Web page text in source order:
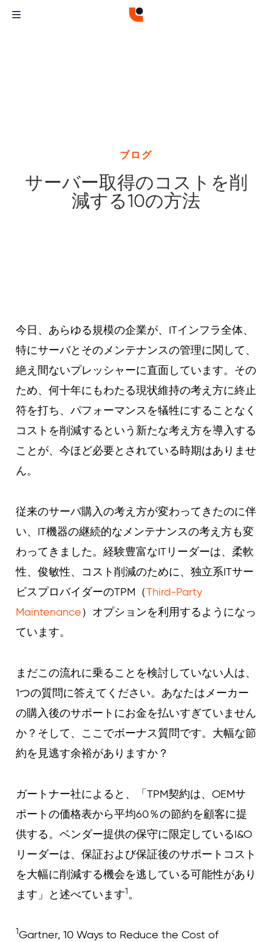
ブログ
サーバー取得のコストを削
減する10の方法
今日、あらゆる規模の企業が、ITインフラ全体、
特にサーバとそのメンテナンスの管理に関して、
絶え間ないプレッシャーに直面しています。その
ため、何十年にもわたる現状維持の考え方に終止
符を打ち、パフォーマンスを犠牲にすることなく
コストを削減するという新たな考え方を導入する
ことが、今ほど必要とされている時期はありませ
ん。
従来のサーバ購入の考え方が変わってきたのに伴
い、IT機器の継続的なメンテナンスの考え方も変
わってきました。経験豊富なITリーダーは、柔軟
性、俊敏性、コスト削減のために、独立系ITサー
ビスプロバイダーのTPM（Third-Party
Maintenance）オプションを利用するようになっ
ています。
まだこの流れに乗ることを検討していない人は、
1つの質問に答えてください。あなたはメーカー
の購入後のサポートにお金を払いすぎていません
か？そして、ここでボーナス質問です。大幅な節
約を見逃す余裕がありますか？
ガートナー社によると、「TPM契約は、OEMサ
ポートの価格表から平均60％の節約を顧客に提
供する。ベンダー提供の保守に限定しているI&O
リーダーは、保証および保証後のサポートコスト
を大幅に削減する機会を逃している可能性があり
ます」と述べています1。
1Gartner, 10 Ways to Reduce the Cost of